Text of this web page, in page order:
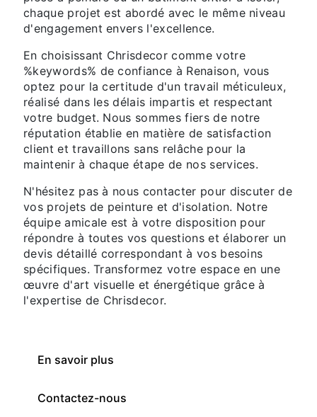
chaque projet est abordé avec le même niveau
d'engagement envers l'excellence.
En choisissant Chrisdecor comme votre
%keywords% de confiance à Renaison, vous
optez pour la certitude d'un travail méticuleux,
réalisé dans les délais impartis et respectant
votre budget. Nous sommes fiers de notre
réputation établie en matière de satisfaction
client et travaillons sans relâche pour la
maintenir à chaque étape de nos services.
N'hésitez pas à nous contacter pour discuter de
vos projets de peinture et d'isolation. Notre
équipe amicale est à votre disposition pour
répondre à toutes vos questions et élaborer un
devis détaillé correspondant à vos besoins
spécifiques. Transformez votre espace en une
œuvre d'art visuelle et énergétique grâce à
l'expertise de Chrisdecor.
En savoir plus
Contactez-nous